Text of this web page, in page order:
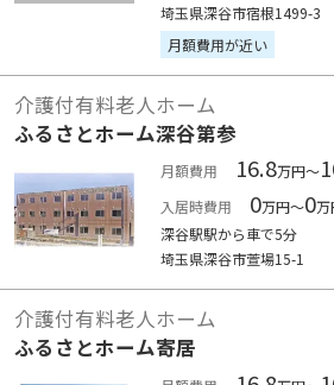
埼玉県深谷市宿根1499-3
月額費用が近い
介護付有料老人ホーム
ふるさとホーム深谷第参
月額費用 16.8万円～
入居時費用
0万円～0万
深谷駅駅から車で5分
埼玉県深谷市萱場15-1
介護付有料老人ホーム
ふるさとホーム寄居